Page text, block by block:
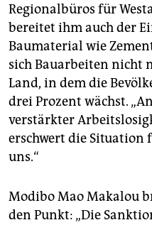
Regionalbüros für
bereitet ihm auch der
Baumaterial wie
sich Bauarbeiten nicht
Land, in dem die
drei Prozent wächst.
verstärkter
erschwert die Situation
uns.“
Modibo Mao Makalou
den Punkt: „Die